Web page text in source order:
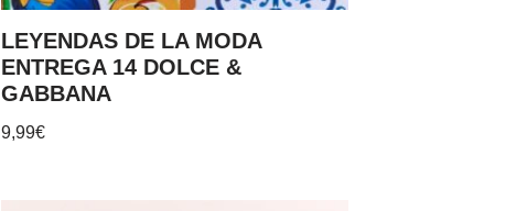
LEYENDAS DE LA MODA
ENTREGA 14 DOLCE &
GABBANA
9,99€